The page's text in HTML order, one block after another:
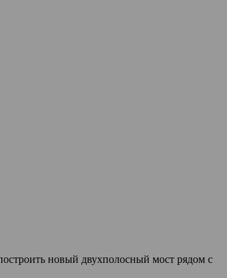
новый двухполосный мост рядом с